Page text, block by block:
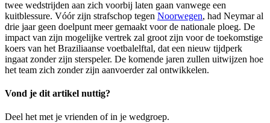
twee wedstrijden aan zich voorbij laten gaan vanwege een
kuitblessure. Vóór zijn strafschop tegen Noorwegen, had Neymar al
drie jaar geen doelpunt meer gemaakt voor de nationale ploeg. De
impact van zijn mogelijke vertrek zal groot zijn voor de toekomstige
koers van het Braziliaanse voetbalelftal, dat een nieuw tijdperk
ingaat zonder zijn sterspeler. De komende jaren zullen uitwijzen hoe
het team zich zonder zijn aanvoerder zal ontwikkelen.
Vond je dit artikel nuttig?
Deel het met je vrienden of in je wedgroep.